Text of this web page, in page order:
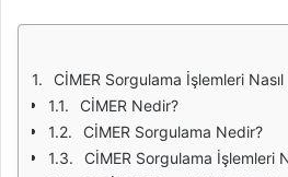
CİMER Sorgulama İşlemleri Nasıl
CİMER Nedir?
CİMER Sorgulama Nedir?
CİMER Sorgulama İşlemleri